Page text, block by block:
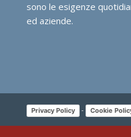
sono le esigenze
ed aziende.
Privacy Policy - Cookie